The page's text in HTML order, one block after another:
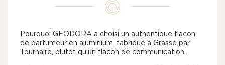
Pourquoi GEODORA a choisi un authentique flacon
de parfumeur en aluminium, fabriqué à Grasse par
Tournaire, plutôt qu’un flacon de communication.